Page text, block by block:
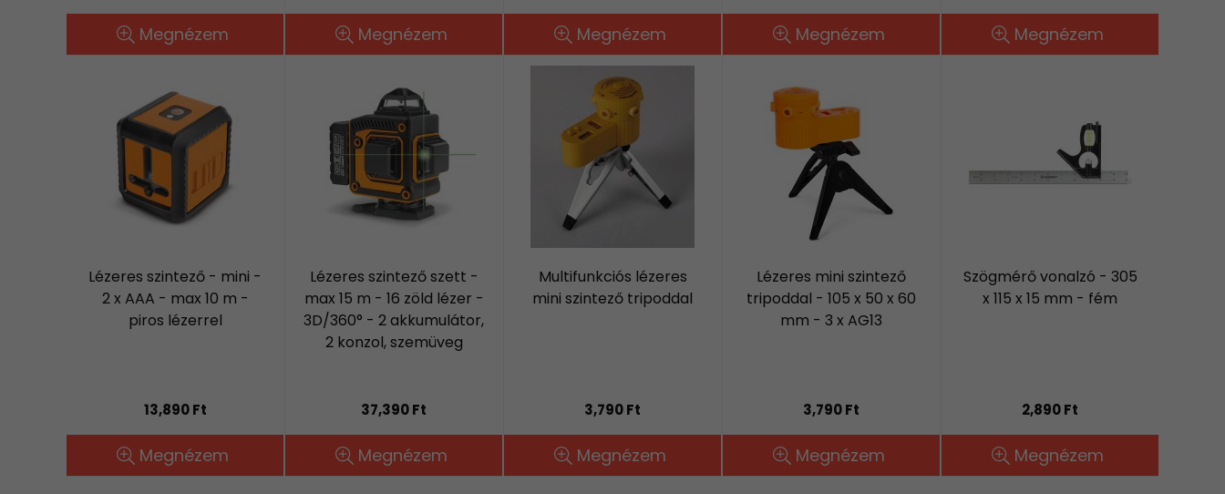
Megnézem Megnézem Megnézem Megnézem Megnézem
Lézeres szintező - mini -
2 x AAA - max 10 m -
piros lézerrel
13,890 Ft
Megnézem
Lézeres szintező szett -
max 15 m - 16 zöld lézer -
3D/360° - 2 akkumulátor,
2 konzol, szemüveg
37,390 Ft
Megnézem
Multifunkciós lézeres
mini szintező tripoddal
3,790 Ft
Megnézem
Lézeres mini szintező
tripoddal - 105 x 50 x 60
mm - 3 x AG13
3,790 Ft
Megnézem
Szögmérő vonalzó - 305
x 115 x 15 mm - fém
2,890 Ft
Megnézem